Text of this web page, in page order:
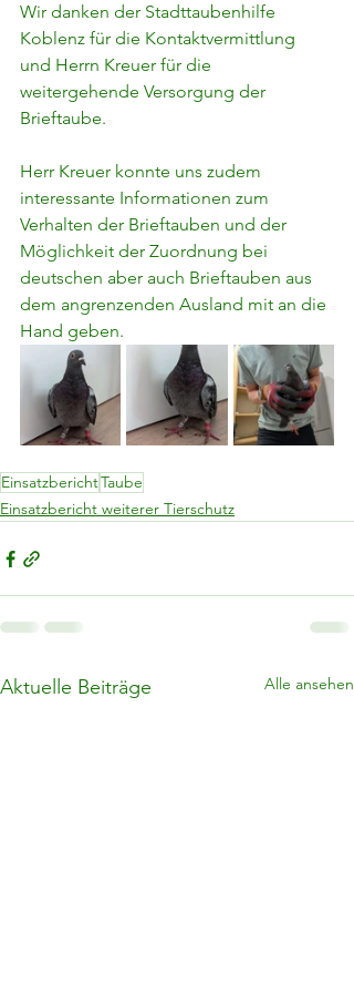
Wir danken der Stadttaubenhilfe
Koblenz für die Kontaktvermittlung
und Herrn Kreuer für die
weitergehende Versorgung der
Brieftaube.
Herr Kreuer konnte uns zudem
interessante Informationen zum
Verhalten der Brieftauben und der
Möglichkeit der Zuordnung bei
deutschen aber auch Brieftauben aus
dem angrenzenden Ausland mit an die
Hand geben.
EinsatzberichtTaube
Einsatzbericht weiterer Tierschutz
Aktuelle Beiträge Alle ansehen